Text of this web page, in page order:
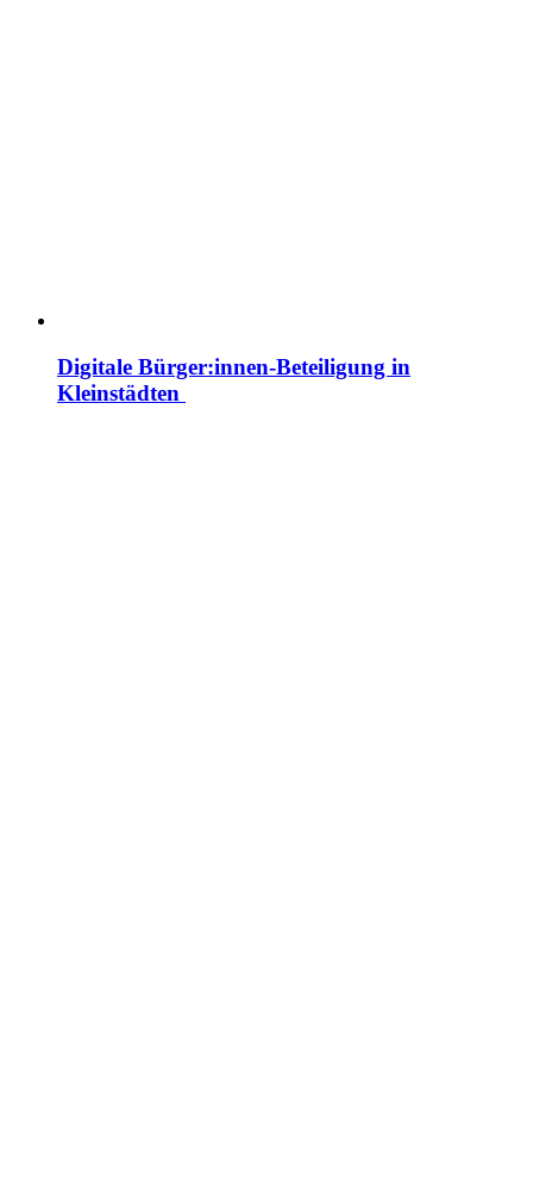
Digitale Bürger:innen-Beteiligung in
Kleinstädten